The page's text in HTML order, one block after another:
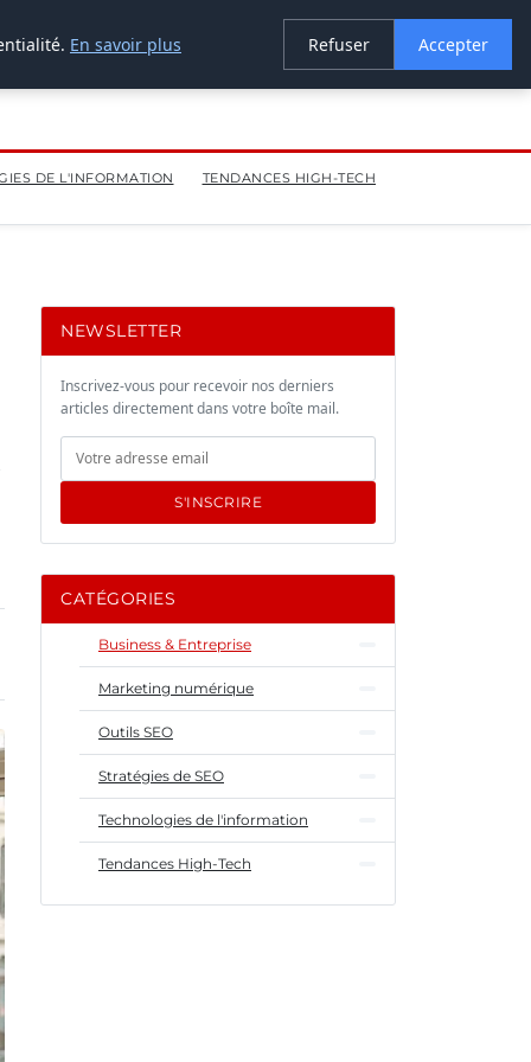
DE L'INFORMATION TENDANCES HIGH-TECH
NEWSLETTER
Inscrivez-vous pour recevoir nos derniers
articles directement dans votre boîte mail.
S'INSCRIRE
CATÉGORIES
Business & Entreprise
Marketing numérique
Outils SEO
Stratégies de SEO
Technologies de l'information
Tendances High-Tech
En savoir plus Refuser Accepter